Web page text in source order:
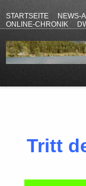
STARTSEITE NEWS-
ONLINE-CHRONIK
Tritt